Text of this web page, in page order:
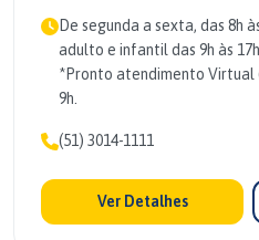
De segunda a sexta, das 8h
adulto e infantil das 9h às
*Pronto atendimento Virtual
9h.
(51) 3014-1111
Ver Detalhes